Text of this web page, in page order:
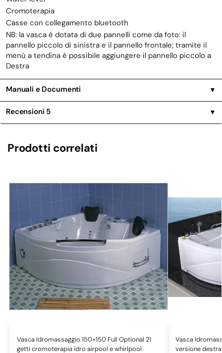
Cromoterapia
Casse con collegamento bluetooth
NB: la vasca è dotata di due pannelli come da foto: il
pannello piccolo di sinistra e il pannello frontale; tramite il
menù a tendina è possibile aggiungere il pannello piccolo a
Destra
Manuali e Documenti ▼
Recensioni 5 ▼
Prodotti correlati
Vasca Idromassaggio 150×150 Full Optional 21
getti cromoterapia idro airpool e whirlpool
Vasca
versione